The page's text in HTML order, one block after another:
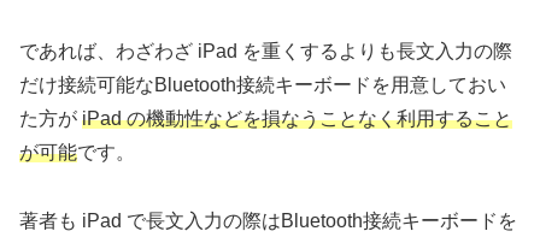
であれば、わざわざ iPad を重くするよりも長文入力の際
だけ接続可能なBluetooth接続キーボードを用意しておい
た方が iPad の機動性などを損なうことなく利用すること
が可能です。
著者も iPad で長文入力の際はBluetooth接続キーボードを